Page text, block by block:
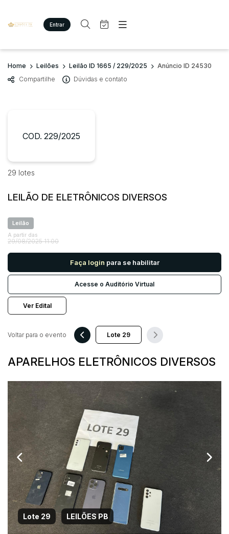
Entrar
Criar conta Entrar
Site
Agenda
Quem Somos
Diversos
Imóveis
Apartamento/Casa
Busca por palavra-chave
Bairro
Judiciais Extrajudiciais
R$
Quem Somos
Home Leilões Leilão ID 1665 / 229/2025
Anúncio ID 24530
Compartilhe
Dúvidas e contato
COD. 229/2025
29 lotes
LEILÃO DE ELETRÔNICOS DIVERSOS
Leilão
A partir das
29/08/2025 11:00
Faça login para se habilitar
Acesse o Auditório Virtual
Ver Edital
APARELHOS ELETRÔNICOS DIVERSOS
Voltar para o evento
Lote 29 LEILÕES PB